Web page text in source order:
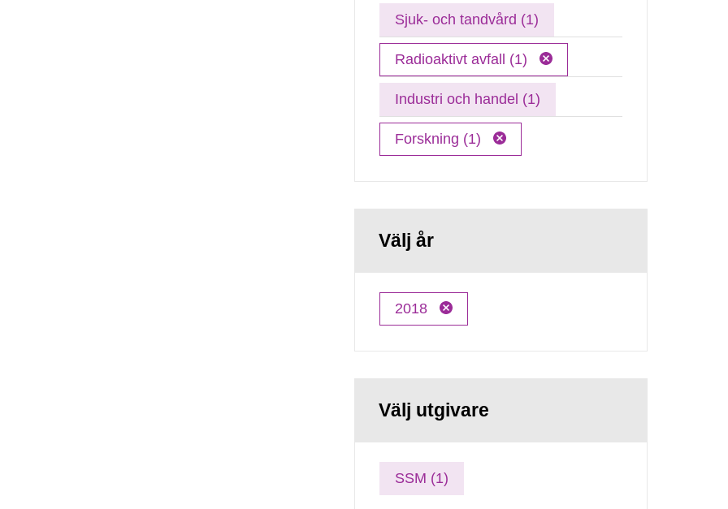
Sjuk- och tandvård (1)
Radioaktivt avfall (1)
Industri och handel (1)
Forskning (1)
Välj år
2018
Välj utgivare
SSM (1)